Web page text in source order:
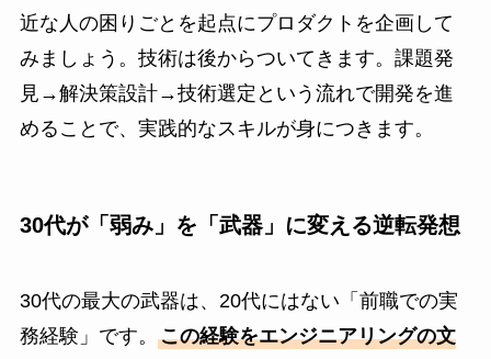
近な人の困りごとを起点にプロダクトを企画して
みましょう。技術は後からついてきます。課題発
見→解決策設計→技術選定という流れで開発を進
めることで、実践的なスキルが身につきます。
30代が「弱み」を「武器」に変える逆転発想
30代の最大の武器は、20代にはない「前職での実
務経験」です。 この経験をエンジニアリングの文